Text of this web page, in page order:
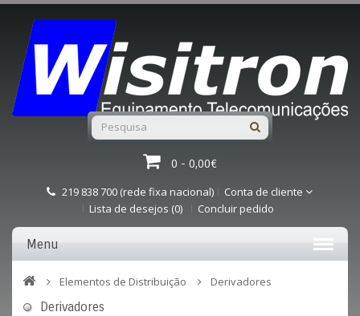
0 - 0,00€
219 838 700 (rede fixa nacional)
Conta de cliente
Lista de desejos (0)
Concluir pedido
Menu
Elementos de Distribuição Derivadores
Derivadores